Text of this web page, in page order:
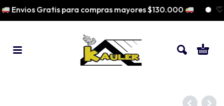
Envios Gratis para compras mayores $130.000 ♡